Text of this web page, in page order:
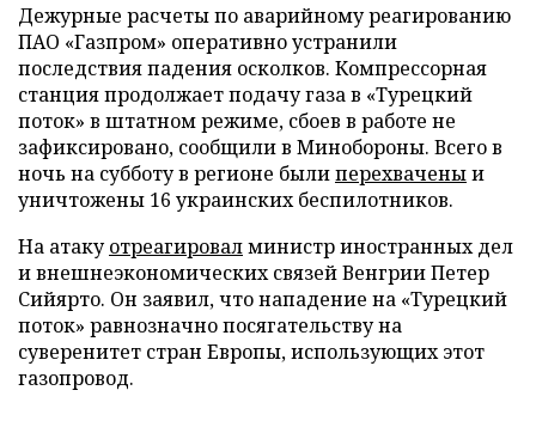
Дежурные расчеты по аварийному реагированию
ПАО «Газпром» оперативно устранили
последствия падения осколков. Компрессорная
станция продолжает подачу газа в «Турецкий
поток» в штатном режиме, сбоев в работе не
зафиксировано, сообщили в Минобороны. Всего в
ночь на субботу в регионе былиперехваченыи
уничтожены 16 украинских беспилотников.
На атакуотреагировалминистр иностранных дел
и внешнеэкономических связей Венгрии Петер
Сийярто. Он заявил, что нападение на «Турецкий
поток» равнозначно посягательству на
суверенитет стран Европы, использующих этот
газопровод.